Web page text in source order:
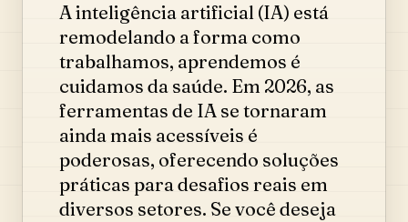
A inteligência artificial (IA) está
remodelando a forma como
trabalhamos, aprendemos é
cuidamos da saúde. Em 2026, as
ferramentas de IA se tornaram
ainda mais acessíveis é
poderosas, oferecendo soluções
práticas para desafios reais em
diversos setores. Se você deseja